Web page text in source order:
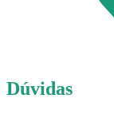
Dúvidas